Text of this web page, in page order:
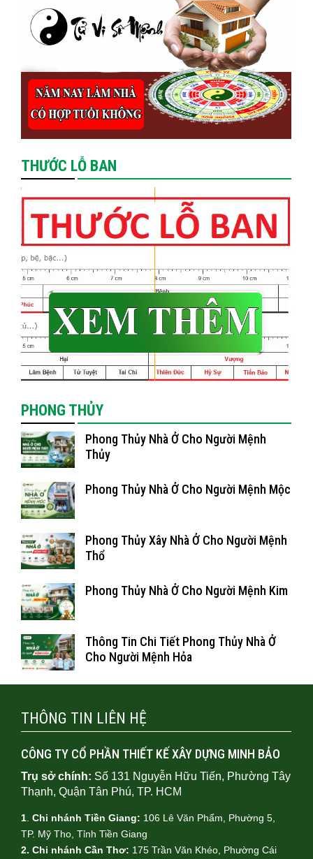
THƯỚC LỖ BAN
PHONG THỦY
Phong Thủy Nhà Ở Cho Người Mệnh
Thủy
Phong Thủy Nhà Ở Cho Người Mệnh Mộc
Phong Thủy Xây Nhà Ở Cho Người Mệnh
Thổ
Phong Thủy Nhà Ở Cho Người Mệnh Kim
Thông Tin Chi Tiết Phong Thủy Nhà Ở
Cho Người Mệnh Hỏa
THÔNG TIN LIÊN HỆ
CÔNG TY CỔ PHẦN THIẾT KẾ XÂY DỰNG MINH BẢO
Trụ sở chính: Số 131 Nguyễn Hữu Tiến, Phường Tây
Thạnh, Quận Tân Phú, TP. HCM
1 Chi nhánh Tiền Giang: 106 Lê Văn Phẩm, Phường 5,
TP. Mỹ Tho, Tỉnh Tiền Giang
2. Chi nhánh Cần Thơ: 175 Trần Văn Khéo, Phường Cái